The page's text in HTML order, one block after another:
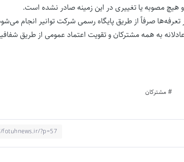
و هیچ مصوبه یا تغییری در این زمینه صادر نشده است.
صرفاً از طریق پایگاه رسمی شرکت توانیر انجام
به همه مشترکان و تقویت اعتماد عمومی از طریق
مشترکان